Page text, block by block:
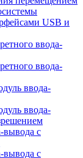
USB и
ввода-
ввода-
ввода-
ввода-
вывода с
вывода с